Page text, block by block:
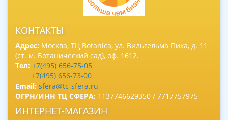
КОНТАКТЫ
Адрес: Москва, ТЦ Botanica, ул. Вильгельма Пика, д. 11
(ст. м. Ботанический сад), оф. 1612.
Тел: +7(495) 656-75-05
+7(495) 656-73-00
Email: sfera@tc-sfera.ru
ОГРН/ИНН ТЦ СФЕРА: 1137746629350 / 7717757975
ИНТЕРНЕТ-МАГАЗИН